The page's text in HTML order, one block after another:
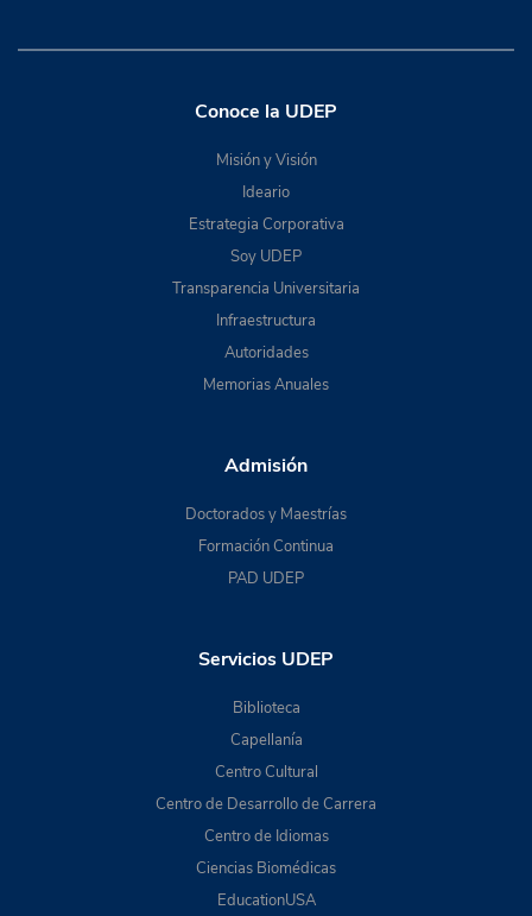
Conoce la UDEP
Misión y Visión
Ideario
Estrategia Corporativa
Soy UDEP
Transparencia Universitaria
Infraestructura
Autoridades
Memorias Anuales
Admisión
Doctorados y Maestrías
Formación Continua
PAD UDEP
Servicios UDEP
Biblioteca
Capellanía
Centro Cultural
Centro de Desarrollo de Carrera
Centro de Idiomas
Ciencias Biomédicas
EducationUSA